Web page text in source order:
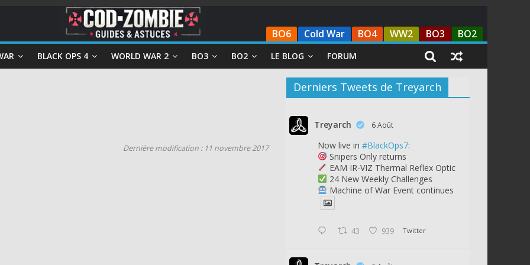
BO6 Cold War BO4 WW2 BO3 BO2
BLACK OPS 4 WORLD WAR 2 BO3 BO2 LE BLOG FORUM
Dernière modification : 11 novembre 2017
Derniers Tweets de Treyarch
Treyarch 6 Août
Now live in #BlackOps7:
Snipers Only returns
EAM IR-VIZ Thermal Reflex Optic
24 New Weekly Challenges
Machine of War Event continues
43 939 Twitter